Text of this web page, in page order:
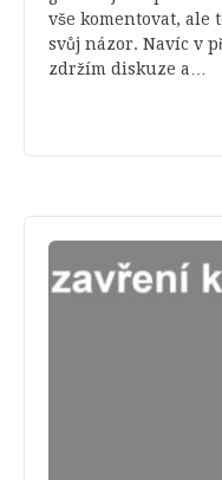
vše komentovat, ale
svůj názor. Navíc v
zdržím diskuze a…